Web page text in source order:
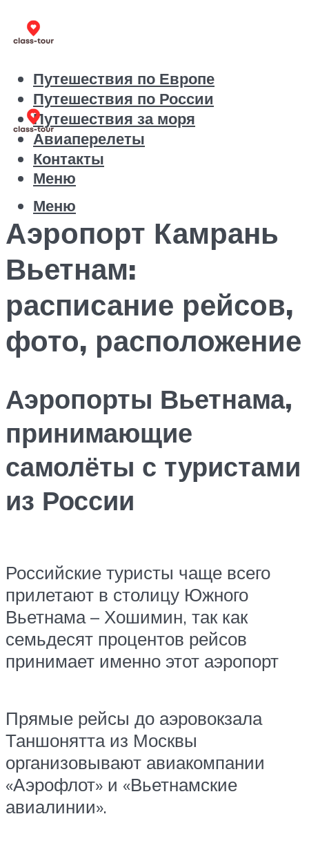
Путешествия по Европе
Путешествия по России
Путешествия за моря
Авиаперелеты
Контакты
Меню
Меню
Аэропорт Камрань
Вьетнам:
расписание рейсов,
фото, расположение
Аэропорты Вьетнама,
принимающие
самолёты с туристами
из России
Российские туристы чаще всего
прилетают в столицу Южного
Вьетнама – Хошимин, так как
семьдесят процентов рейсов
принимает именно этот аэропорт
Прямые рейсы до аэровокзала
Таншонятта из Москвы
организовывают авиакомпании
«Аэрофлот» и «Вьетнамские
авиалинии».